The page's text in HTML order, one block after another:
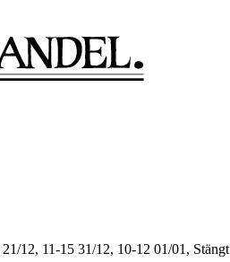
21/12, 11-15 31/12, 10-12 01/01, Stängt